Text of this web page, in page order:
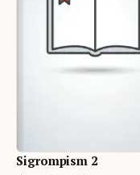
Sigrompism 2